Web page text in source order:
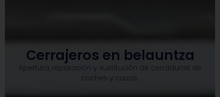
Cerrajeros en belauntza
Apertura, reparación y sustitución de cerraduras de
coches y casas.​